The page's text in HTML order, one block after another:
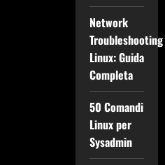
Network
Troubleshooting
Linux: Guida
Completa
50 Comandi
Linux per
Sysadmin